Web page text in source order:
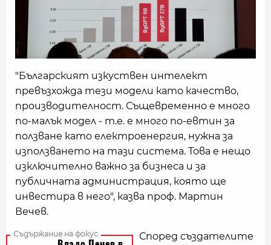
"Българският изкуствен интелект
превъзхожда тези модели като качество,
производителност. Същевременно е много
по-малък модел - т.е. е много по-евтин за
ползване като електроенергия, нужна за
използването на тази система. Това е нещо
изключително важно за бизнеса и за
публичната администрация, която ще
инвестира в него", казва проф. Мартин
Вечев.
Според създателите